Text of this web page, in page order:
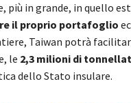
più in grande, in quello
il proprio portafoglio
Taiwan potrà
le 2,3 milioni di
dello Stato insulare.